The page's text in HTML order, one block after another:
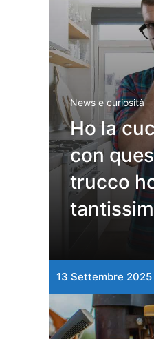
News e curiosità
Ho la
con
trucco
13 Settembre 2025